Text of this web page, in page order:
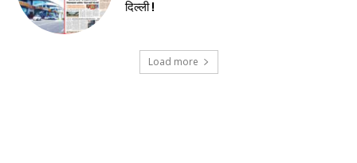
दिल्ली !
Load more